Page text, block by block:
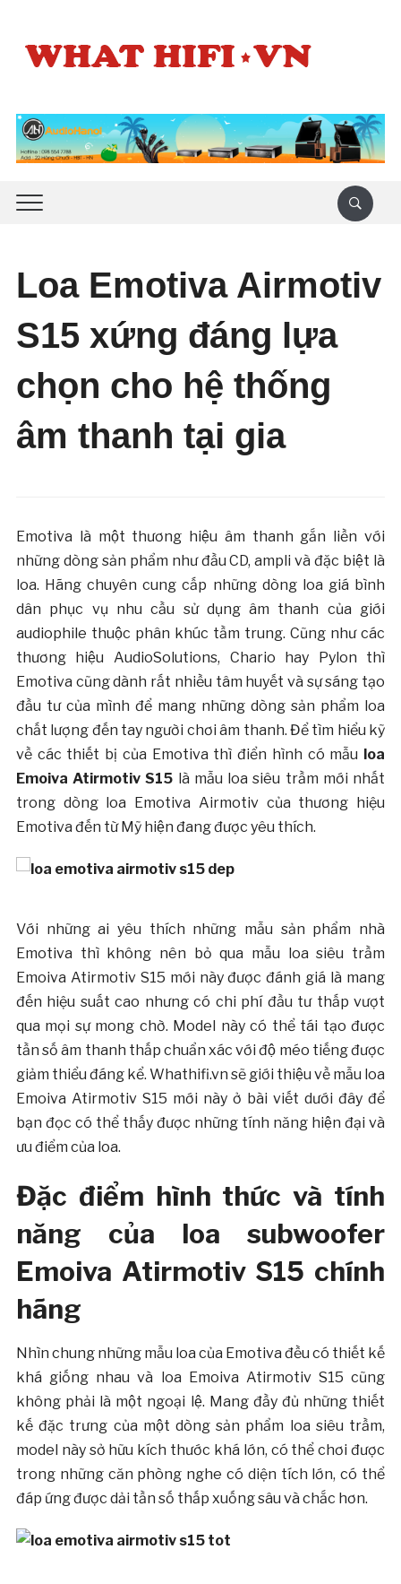
Loa Emotiva Airmotiv
S15 xứng đáng lựa
chọn cho hệ thống
âm thanh tại gia
Emotiva là một thương hiệu âm thanh gắn liền với
những dòng sản phẩm như đầu CD, ampli và đặc biệt là
loa. Hãng chuyên cung cấp những dòng loa giá bình
dân phục vụ nhu cầu sử dụng âm thanh của giới
audiophile thuộc phân khúc tầm trung. Cũng như các
thương hiệu AudioSolutions, Chario hay Pylon thì
Emotiva cũng dành rất nhiều tâm huyết và sự sáng tạo
đầu tư của mình để mang những dòng sản phẩm loa
chất lượng đến tay người chơi âm thanh. Để tìm hiểu kỹ
về các thiết bị của Emotiva thì điển hình có mẫu
loa
Emoiva Atirmotiv S15 là mẫu loa siêu trầm mới nhất
trong dòng loa Emotiva Airmotiv của thương hiệu
Emotiva đến từ Mỹ hiện đang được yêu thích.
Với những ai yêu thích những mẫu sản phẩm nhà
Emotiva thì không nên bỏ qua mẫu loa siêu trầm
Emoiva Atirmotiv S15 mới này được đánh giá là mang
đến hiệu suất cao nhưng có chi phí đầu tư thấp vượt
qua mọi sự mong chờ. Model này có thể tái tạo được
tần số âm thanh thấp chuẩn xác với độ méo tiếng được
giảm thiểu đáng kể. Whathifi.vn sẽ giới thiệu về mẫu loa
Emoiva Atirmotiv S15 mới này ở bài viết dưới đây để
bạn đọc có thể thấy được những tính năng hiện đại và
ưu điểm của loa.
Đặc điểm hình thức và tính
năng của loa subwoofer
Emoiva Atirmotiv S15 chính
hãng
Nhìn chung những mẫu loa của Emotiva đều có thiết kế
khá giống nhau và loa Emoiva Atirmotiv S15 cũng
không phải là một ngoại lệ. Mang đầy đủ những thiết
kế đặc trưng của một dòng sản phẩm loa siêu trầm,
model này sở hữu kích thước khá lớn, có thể chơi được
trong những căn phòng nghe có diện tích lớn, có thể
đáp ứng được dải tần số thấp xuống sâu và chắc hơn.